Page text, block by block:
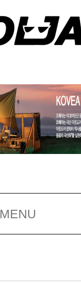
MENU